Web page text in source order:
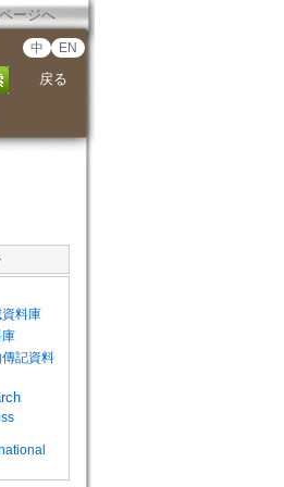
ージへ
中 EN
戻る
料庫
記資料